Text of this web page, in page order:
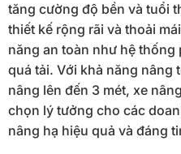
tăng cường độ bền và tuổi
thiết kế rộng rãi và thoải
năng an toàn như hệ
quá tải. Với khả năng nâng
nâng lên đến 3 mét, xe
chọn lý tưởng cho các
nâng hạ hiệu quả và đáng